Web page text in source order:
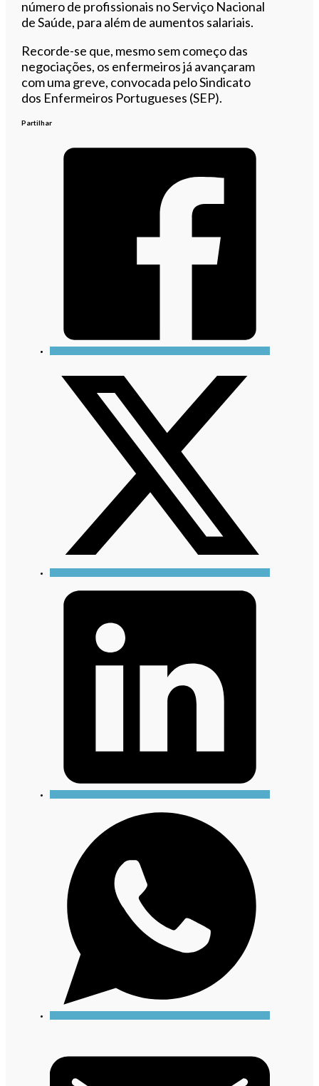
número de profissionais no Serviço Nacional
de Saúde, para além de aumentos salariais.
Recorde-se que, mesmo sem começo das
negociações, os enfermeiros já avançaram
com uma greve, convocada pelo Sindicato
dos Enfermeiros Portugueses (SEP).
Partilhar